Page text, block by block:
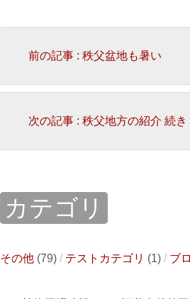
前の記事 : 秩父盆地も暑い
次の記事 : 秩父地方の紹介 続き
カテゴリ
その他 (79) テストカテゴリ (1) ブ